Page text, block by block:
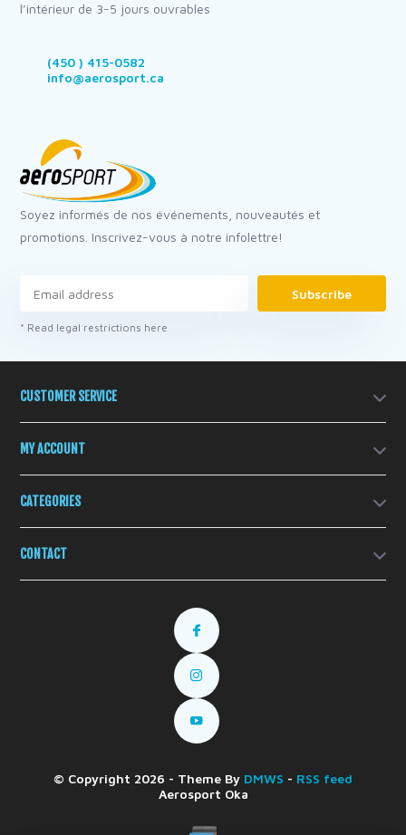
l’intérieur de 3-5 jours ouvrables
(450 ) 415-0582
info@aerosport.ca
Soyez informés de nos événements, nouveautés et
promotions. Inscrivez-vous à notre infolettre!
Subscribe
* Read legal restrictions here
CUSTOMER SERVICE
MY ACCOUNT
CATEGORIES
CONTACT
© Copyright 2026 - Theme By DMWS - RSS feed
Aerosport Oka